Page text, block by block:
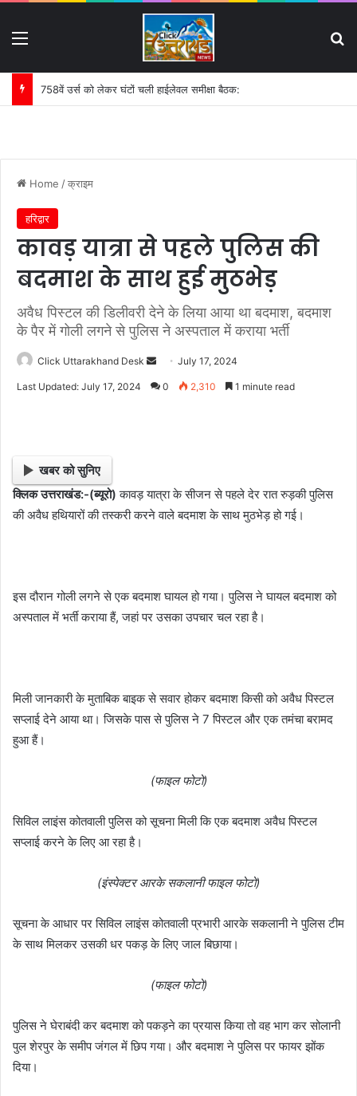
758वें उर्स को लेकर घंटों चली हाईलेवल समीक्षा बैठक:
Home /क्राइम
हरिद्वार
कावड़ यात्रा से पहले पुलिस की
बदमाश के साथ हुई मुठभेड़
अवैध पिस्टल की डिलीवरी देने के लिया आया था बदमाश, बदमाश
के पैर में गोली लगने से पुलिस ने अस्पताल में कराया भर्ती
Click Uttarakhand Desk
e
m
a
July 17, 2024
Last Updated: July 17, 2024 0 2,310 1 minute read
खबर को सुनिए
क्लिक उत्तराखंड:-(ब्यूरो)कावड़ यात्रा के सीजन से पहले देर रात रुड़की पुलिस
की अवैध हथियारों की तस्करी करने वाले बदमाश के साथ मुठभेड़ हो गई।
इस दौरान गोली लगने से एक बदमाश घायल हो गया। पुलिस ने घायल बदमाश को
अस्पताल में भर्ती कराया हैं, जहां पर उसका उपचार चल रहा है।
मिली जानकारी के मुताबिक बाइक से सवार होकर बदमाश किसी को अवैध पिस्टल
सप्लाई देने आया था। जिसके पास से पुलिस ने 7 पिस्टल और एक तमंचा बरामद
हुआ हैं।
(फाइल फोटो)
सिविल लाइंस कोतवाली पुलिस को सूचना मिली कि एक बदमाश अवैध पिस्टल
सप्लाई करने के लिए आ रहा है।
(इंस्पेक्टर आरके सकलानी फाइल फोटो)
सूचना के आधार पर सिविल लाइंस कोतवाली प्रभारी आरके सकलानी ने पुलिस टीम
के साथ मिलकर उसकी धर पकड़ के लिए जाल बिछाया।
(फाइल फोटो)
पुलिस ने घेराबंदी कर बदमाश को पकड़ने का प्रयास किया तो वह भाग कर सोलानी
पुल शेरपुर के समीप जंगल में छिप गया। और बदमाश ने पुलिस पर फायर झोंक
दिया।